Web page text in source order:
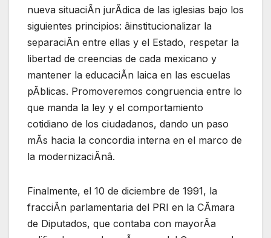
nueva situaciÃn jurÃdica de las iglesias bajo los
siguientes principios: âinstitucionalizar la
separaciÃn entre ellas y el Estado, respetar la
libertad de creencias de cada mexicano y
mantener la educaciÃn laica en las escuelas
pÃblicas. Promoveremos congruencia entre lo
que manda la ley y el comportamiento
cotidiano de los ciudadanos, dando un paso
mÃs hacia la concordia interna en el marco de
la modernizaciÃnâ.
Finalmente, el 10 de diciembre de 1991, la
fracciÃn parlamentaria del PRI en la CÃmara
de Diputados, que contaba con mayorÃa